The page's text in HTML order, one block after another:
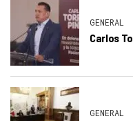
GENERAL
Carlos
GENERAL